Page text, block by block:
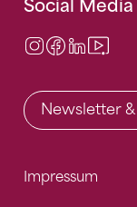
Social Media
Instagram
Facebook
Newsletter
Impressum